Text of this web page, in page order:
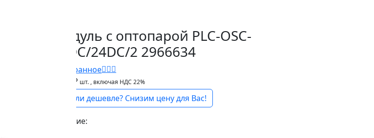
Модуль с оптопарой PLC-OSC-
24DC/24DC/2 2966634
В Избранное
2 063 ₽ шт. , включая НДС 22%
Нашли дешевле? Снизим цену для Вас!
Наличие: